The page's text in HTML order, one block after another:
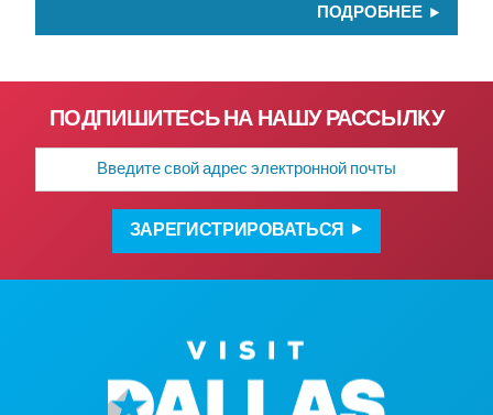
ПОДРОБНЕЕ
ПОДПИШИТЕСЬ НА НАШУ РАССЫЛКУ
Адрес
электронной
почты
ЗАРЕГИСТРИРОВАТЬСЯ